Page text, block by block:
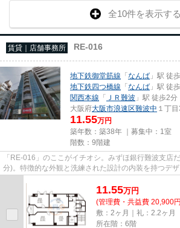
全10件を表示する
賃貸｜店舗事務所 RE-016
地下鉄御堂筋線 「なんば 」駅 徒
地下鉄四つ橋線 「なんば 」駅 徒
関西本線 「 ＪＲ難波 」駅 徒歩2分
大阪府大阪市浪速区難波中 １丁
11.55万円
築年数：築38年 ｜募集中： 1室
階数：9階建
「RE-016」のここがイチオシ。みずほ銀行難波支店
分)。特徴的な外観と洗練された設計の内装を持つデザ
離は200mです。クレジットカー...
11.55万円
(管理費・共益費 20,900
敷：2ヶ月｜礼：2.2ヶ月
所在階：6階